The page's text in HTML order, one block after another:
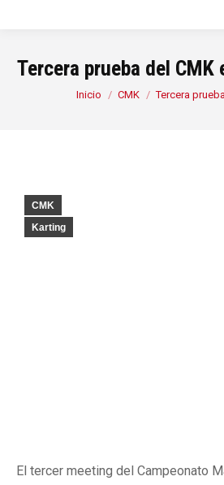
Tercera prueba del CMK
Estás aquí:
Inicio CMK Tercera
CMK
Karting
El tercer meeting del Campeonato